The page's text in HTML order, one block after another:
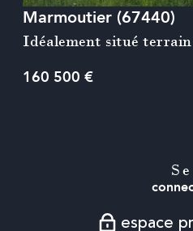
Marmoutier (67440)
Idéalement situé
160 500 €
Se
espace